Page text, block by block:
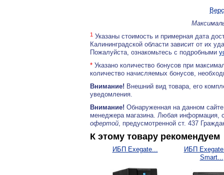
1 Указаны стоимость и примерная дата
Калининградской области зависит от их
Пожалуйста, ознакомьтесь с подробными
* Указано количество бонусов при
количество начисляемых бонусов,
Внимание! Внешний вид товара, его
уведомления.
Внимание! Обнаруженная на данном
менеджера магазина. Любая информация,
офертой, предусмотренной ст. 437
К этому товару рекомендуем
ИБП Exegate...
ИБП
Smart...